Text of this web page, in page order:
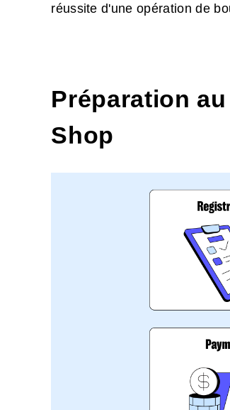
réussite d'une opération de
Préparation
Shop